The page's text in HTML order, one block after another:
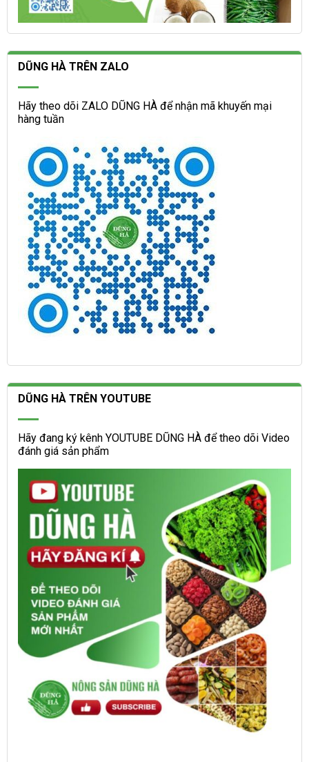
DŨNG HÀ TRÊN ZALO
Hãy theo dõi ZALO DŨNG HÀ để nhận mã khuyến mại
hàng tuần
DŨNG HÀ TRÊN YOUTUBE
Hãy đang ký kênh YOUTUBE DŨNG HÀ để theo dõi Video
đánh giá sản phẩm